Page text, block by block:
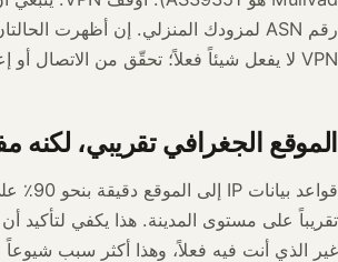
VPN لا يفعل شيئاً فعلاً؛ تحقّق من الاتصال أو إعداد kill-switch.
الموقع الجغرافي تقريبي، لكنه
تقريباً على مستوى المدينة. هذا يكفي لتأكيد
غير الذي أنت فيه فعلاً، وهذا أكثر سبب